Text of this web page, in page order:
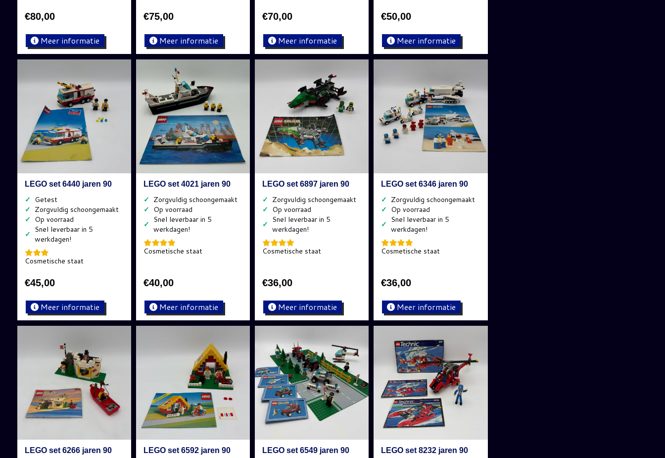
€80,00
Meer informatie
€75,00
Meer informatie
€70,00
Meer informatie
€50,00
Meer informatie
LEGO set 6440 jaren 90
✓
✓
✓
✓
Cosmetische staat
€45,00
Meer informatie
LEGO set 4021 jaren 90
✓
✓
✓
Cosmetische staat
€40,00
Meer informatie
LEGO set 6897 jaren 90
✓
✓
✓
Cosmetische staat
€36,00
Meer informatie
LEGO set 6346 jaren 90
✓
✓
✓
Cosmetische staat
€36,00
Meer informatie
LEGO set 6266 jaren 90 LEGO set 6592 jaren 90 LEGO set 6549 jaren 90 LEGO set 8232 jaren 90